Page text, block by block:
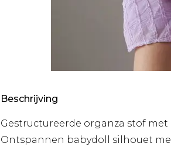
Beschrijving
Gestructureerde organza stof
Ontspannen babydoll silhouet